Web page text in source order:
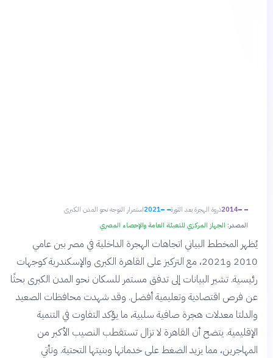
2014ذروة الهجرة بعد الثورة 2021استمرار التوجه نحو المدن الكبرى
المصدر: الجهاز المركزي للتعبئة العامة والإحصاء المصري
يُظهر المخطط البياني اتجاهات الهجرة الداخلية في مصر بين عامي
2010 و2021، مع التركيز على القاهرة الكبرى والإسكندرية كوجهات
رئيسية. تشير البيانات إلى تدفق مستمر للسكان نحو المدن الكبرى بحثًا
عن فرص اقتصادية وتعليمية أفضل. وقد شهدت محافظات الصعيد
والدلتا معدلات هجرة صافية سلبية، ما يؤكد التفاوت في التنمية
الإقليمية. يتضح أن القاهرة لا تزال تستقطب النصيب الأكبر من
المهاجرين، مما يزيد الضغط على خدماتها وبنيتها التحتية. وتأتي